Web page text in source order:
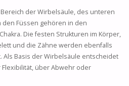
der Wirbelsäule, des unteren
den Füssen gehören in den
Die festen Strukturen im Körper,
und die Zähne werden ebenfalls
Als Basis der Wirbelsäule entscheidet
über Abwehr oder